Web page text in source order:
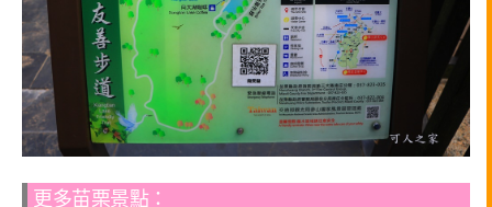
更多苗栗景點：